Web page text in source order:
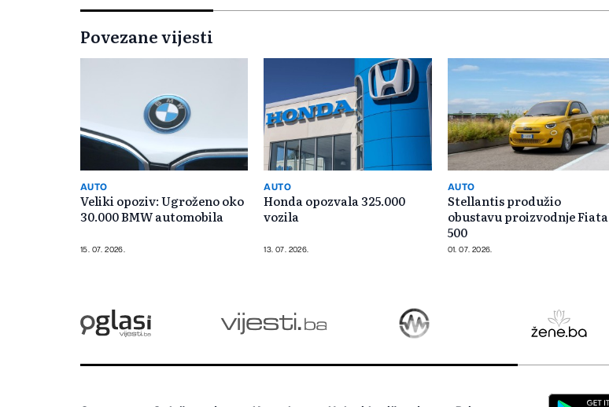
Povezane vijesti
AUTO
Veliki opoziv: Ugroženo oko
30.000 BMW automobila
15. 07. 2026.
AUTO
Honda opozvala 325.000
vozila
13. 07. 2026.
AUTO
Stellantis produžio
obustavu proizvodnje Fiata
500
01. 07. 2026.